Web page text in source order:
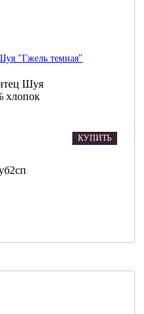
"Гжель темная"
Шуя
хлопок
КУПИТЬ
2сп